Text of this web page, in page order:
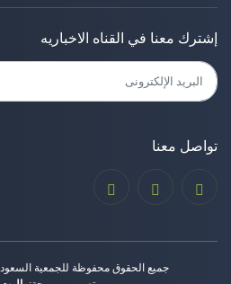
إشترك معنا في القناه الاخباريه
تواصل معنا
جميع الحقوق محفوظة للجمعية